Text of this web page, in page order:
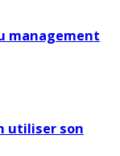
management
utiliser son